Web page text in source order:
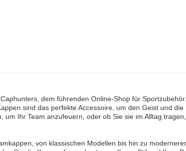
dem führenden Online-Shop für
sind das perfekte Accessoire, um den Geist und die
Ihr Team anzufeuern, oder ob Sie sie im Alltag
von klassischen Modellen bis hin zu